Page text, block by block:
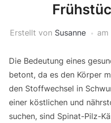
Erstellt von Susanne am
Die Bedeutung eines
betont, da es den Körper
den Stoffwechsel in
einer köstlichen und
suchen, sind Spinat-Pilz-